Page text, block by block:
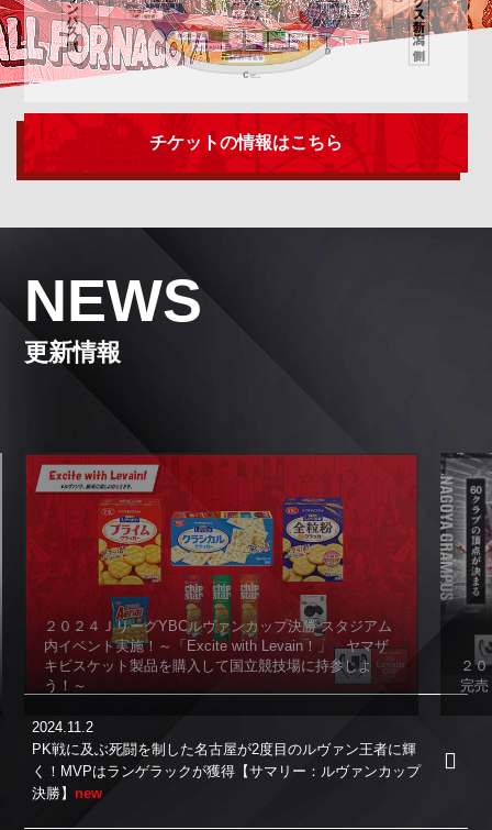
チケットの情報はこちら
NEWS
更新情報
２０２４ＪリーグYBCルヴァンカップ決勝 スタジアム
内イベント実施！～「Excite with Levain！」 ヤマザ
キビスケット製品を購入して国立競技場に持参しよ
う！～
２
完
2024.11.2
PK戦に及ぶ死闘を制した名古屋が2度目のルヴァン王者に輝
く！MVPはランゲラックが獲得【サマリー：ルヴァンカップ
決勝】 new